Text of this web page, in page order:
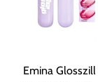
Emina